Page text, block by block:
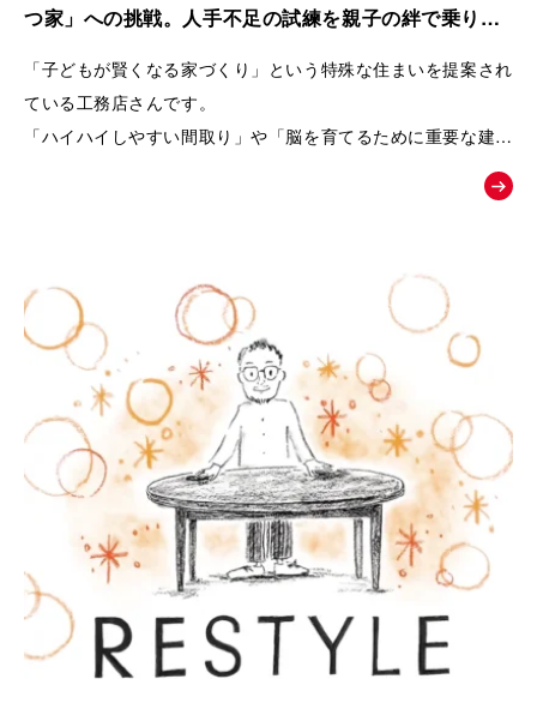
また、商品の魅力を一方的に伝えるのではなく、友人との会話
納得しながら家づくりを進めていく流れを描くことで、企業へ
の信頼感も醸成できるよう設計しています。
終盤では、実際のお客様の声や、会社の理念・アフターメンテ
「住むだけで家族が健やかに暮らせる家とは何か」
という価値を物語を通して伝え、共感した方が「まずは勉強会
へ参加してみよう」と自然に行動したくなることを目指した
「お絵かきムービー®︎」です。
つ家」への挑戦。人手不足の試練を親子の絆で乗り越
「子どもが賢くなる家づくり」という特殊な住まいを提案され
ている工務店さんです。
「ハイハイしやすい間取り」や「脳を育てるために重要な建材
世間一般ではまだ認知されていないことを、わかりやすくお客